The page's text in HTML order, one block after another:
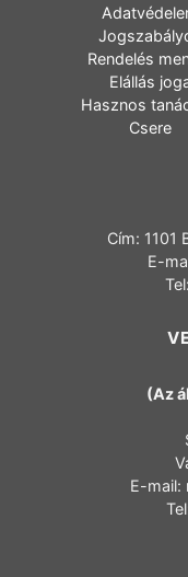
Rendelés
Elállás
Hasznos
Csere
Cím: 1101
E-
(Az
E-mail: